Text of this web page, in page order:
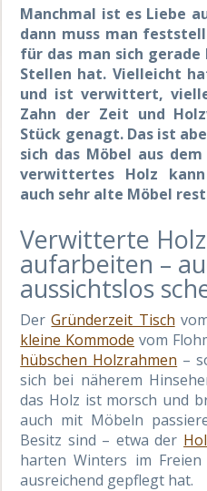
Manchmal ist es Liebe
dann muss man
für das man sich
Stellen hat. Vielleicht
und ist verwittert,
Zahn der Zeit und
Stück genagt. Das ist
sich das Möbel aus
verwittertes Holz
auch sehr alte Möbel
Verwitterte
aufarbeiten –
aussichtslos
DerGründerzeit Tisch
kleine Kommode vom
hübschen Holzrahmen –
sich bei näherem
das Holz ist morsch und
auch mit Möbeln
Besitz sind – etwa der
harten Winters im
ausreichend gepflegt hat.